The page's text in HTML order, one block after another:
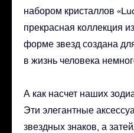
набором кристаллов
прекрасная коллекция
форме звезд создана
в жизнь человека
А как насчет наших
Эти элегантные
звездных знаков, а